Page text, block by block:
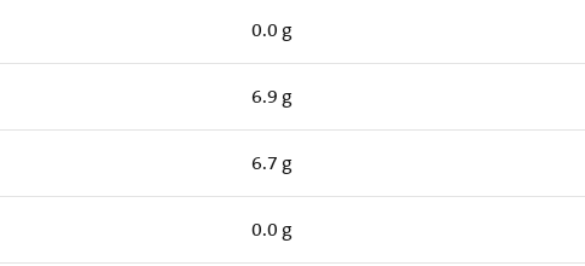
0.0 g
6.9 g
6.7 g
0.0 g